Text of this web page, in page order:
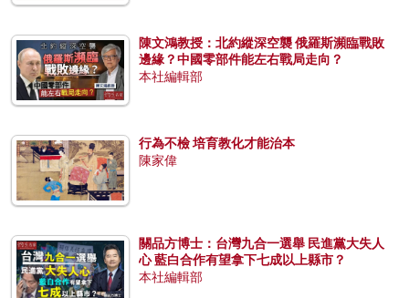
陳文鴻教授：北約縱深空襲 俄羅斯瀕臨戰敗
邊緣？中國零部件能左右戰局走向？
本社編輯部
行為不檢 培育教化才能治本
陳家偉
關品方博士：台灣九合一選舉 民進黨大失人
心 藍白合作有望拿下七成以上縣市？
本社編輯部